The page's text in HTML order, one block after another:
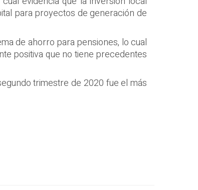
para proyectos de generación de
de ahorro para pensiones, lo cual
positiva que no tiene precedentes
trimestre de 2020 fue el más